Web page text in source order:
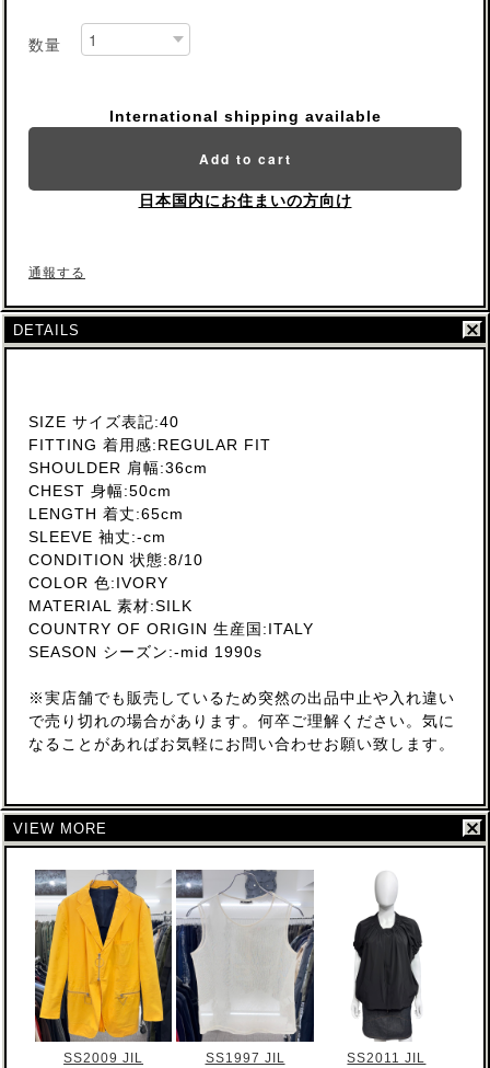
数量
International shipping available
Add to cart
日本国内にお住まいの方向け
通報する
DETAILS
SIZE サイズ表記:40
FITTING 着用感:REGULAR FIT
SHOULDER 肩幅:36cm
CHEST 身幅:50cm
LENGTH 着丈:65cm
SLEEVE 袖丈:-cm
CONDITION 状態:8/10
COLOR 色:IVORY
MATERIAL 素材:SILK
COUNTRY OF ORIGIN 生産国:ITALY
SEASON シーズン:-mid 1990s
※実店舗でも販売しているため突然の出品中止や入れ違い
で売り切れの場合があります。何卒ご理解ください。気に
なることがあればお気軽にお問い合わせお願い致します。
VIEW MORE
SS2009 JIL SS1997 JIL SS2011 JIL